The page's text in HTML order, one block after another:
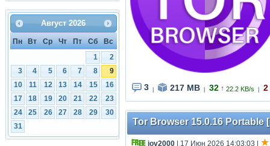
Август 2026
Пн Вт Ср Чт Пт Сб
Вс
1
2
3
4 5 6 7 8
9
10
11 12 13 14 15
16
17
18 19 20 21 22
23
24
25 26 27 28 29
30
31
3 217 MB 32 ↑ 22.2 KB/s 2
Tor Browser 15.0.16 Portable
jov2000 | 17 Июн 2026 14:03:03